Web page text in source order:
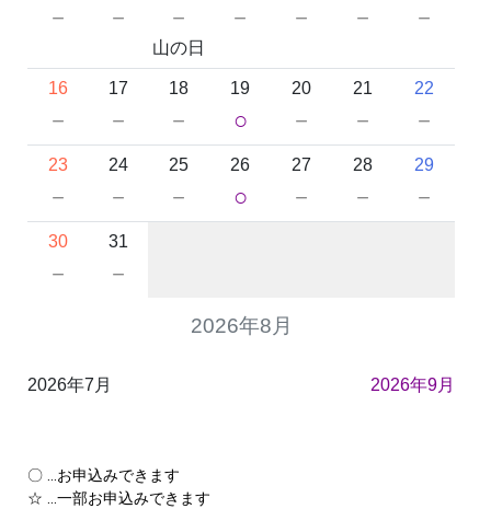
2026年8月
－ － －
山の日
－ － － －
16
－
17
－
18
－
19
○
20
－
21
－
22
－
23
－
24
－
25
－
26
○
27
－
28
－
29
－
30
－
31
－
2026年7月 2026年9月
〇 …お申込みできます
☆ …一部お申込みできます